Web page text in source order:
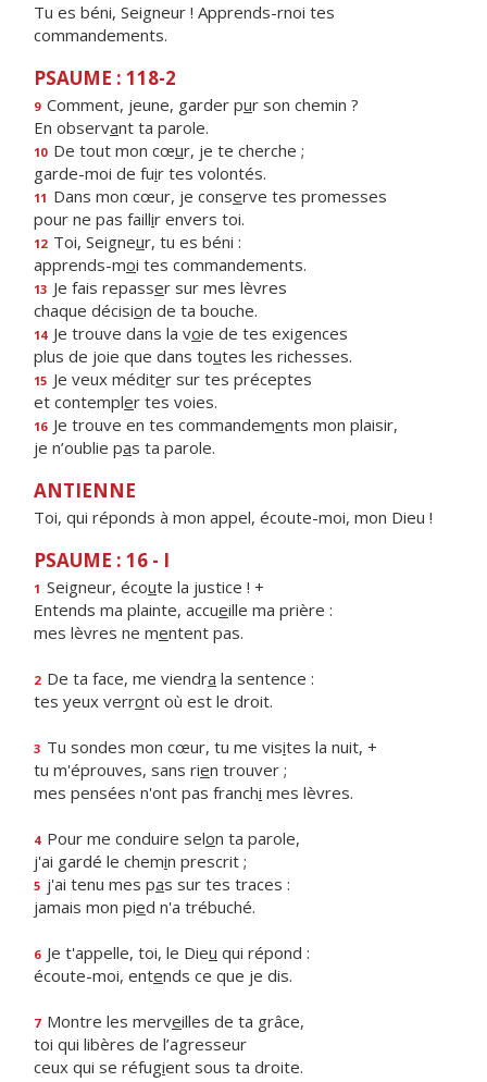
Tu es béni, Seigneur ! Apprends-rnoi tes
commandements.
PSAUME : 118-2
9 Comment, jeune, garder pur son chemin ?
En observant ta parole.
10 De tout mon cœur, je te cherche ;
garde-moi de fuir tes volontés.
11 Dans mon cœur, je conserve tes promesses
pour ne pas faillir envers toi.
12 Toi, Seigneur, tu es béni :
apprends-moi tes commandements.
13 Je fais repasser sur mes lèvres
chaque décision de ta bouche.
14 Je trouve dans la voie de tes exigences
plus de joie que dans toutes les richesses.
15 Je veux méditer sur tes préceptes
et contempler tes voies.
16 Je trouve en tes commandements mon plaisir,
je n’oublie pas ta parole.
ANTIENNE
Toi, qui réponds à mon appel, écoute-moi, mon Dieu !
PSAUME : 16 - I
1 Seigneur, écoute la justice ! +
Entends ma plainte, accueille ma prière :
mes lèvres ne mentent pas.
2 De ta face, me viendra la sentence :
tes yeux verront où est le droit.
3 Tu sondes mon cœur, tu me visites la nuit, +
tu m'éprouves, sans rien trouver ;
mes pensées n'ont pas franchi mes lèvres.
4 Pour me conduire selon ta parole,
j'ai gardé le chemin prescrit ;
5 j'ai tenu mes pas sur tes traces :
jamais mon pied n'a trébuché.
6 Je t'appelle, toi, le Dieu qui répond :
écoute-moi, entends ce que je dis.
7 Montre les merveilles de ta grâce,
toi qui libères de l’agresseur
ceux qui se réfugient sous ta droite.